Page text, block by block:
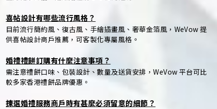
喜帖設計有哪些流行風格？
目前流行簡約風、復古風、手繪插畫風、奢華金箔風，WeVow 提
供喜帖設計商戶推薦，可客製化專屬風格。
婚禮禮餅訂購有什麼注意事項？
需注意禮餅口味、包裝設計、數量及送貨安排，WeVow 平台可比
較多家香港禮餅品牌優惠。
揀選婚禮服務商戶時有甚麼必須留意的細節？